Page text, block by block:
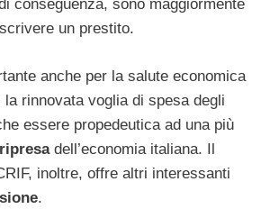
conseguenza, sono maggiormente
un prestito.
anche per la salute economica
rinnovata voglia di spesa degli
essere propedeutica ad una più
dell’economia italiana. Il
inoltre, offre altri interessanti
.